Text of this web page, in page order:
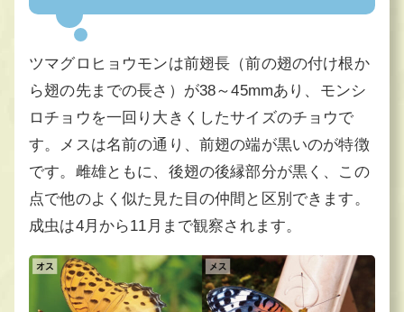
ツマグロヒョウモンは前翅長（前の翅の付け根か
ら翅の先までの長さ）が38～45mmあり、モンシ
ロチョウを一回り大きくしたサイズのチョウで
す。メスは名前の通り、前翅の端が黒いのが特徴
です。雌雄ともに、後翅の後縁部分が黒く、この
点で他のよく似た見た目の仲間と区別できます。
成虫は4月から11月まで観察されます。